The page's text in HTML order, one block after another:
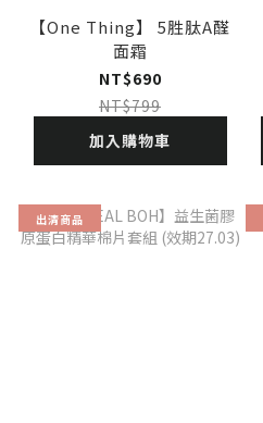
【One Thing】 5胜肽A醛
面霜
NT$690
NT$799
加入購物車
出清商品